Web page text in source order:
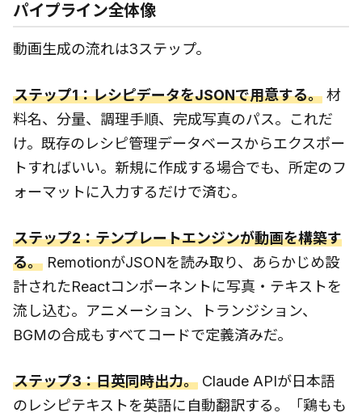
パイプライン全体像
動画生成の流れは3ステップ。
ステップ1：レシピデータをJSONで用意する。 材
料名、分量、調理手順、完成写真のパス。これだ
け。既存のレシピ管理データベースからエクスポー
トすればいい。新規に作成する場合でも、所定のフ
ォーマットに入力するだけで済む。
ステップ2：テンプレートエンジンが動画を構築す
る。RemotionがJSONを読み取り、あらかじめ設
計されたReactコンポーネントに写真・テキストを
流し込む。アニメーション、トランジション、
BGMの合成もすべてコードで定義済みだ。
ステップ3：日英同時出力。 Claude APIが日本語
のレシピテキストを英語に自動翻訳する。「鶏もも